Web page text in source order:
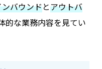
バウンドとアウトバ
的な業務内容を見てい